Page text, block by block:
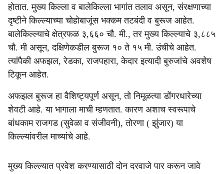
होतात. मुख्य किल्ला व बालेकिल्ला भागांत तलाव असून, संरक्षणाच्या
दृष्टीने किल्ल्याच्या चोहोबाजूंस भक्कम तटबंदी व बुरूज आहेत.
बालेकिल्ल्याचे क्षेत्रफळ ३,६६० चौ. मी., तर मुख्य किल्ल्याचे ३,८८५
चौ. मी असून, दक्षिणेकडील बुरूज १० ते १५ मी. उंचीचे आहेत.
त्यांपैकी अफझल, रेडका, राजपहारा, केदार इत्यादी बुरुजांचे अवशेष
टिकून आहेत.
अफझल बुरूज हा वैशिष्ट्यपूर्ण असून, तो निमूळत्या डोंगरधारेच्या
शेवटी आहे. या भागाला माची म्हणतात. कारण अशाच स्वरूपाचे
बांधकाम राजगड (सुवेळा व संजीवनी), तोरणा ( झुंजार) या
किल्ल्यांवरील माच्यांचे आहे.
मुख्य किल्ल्यात प्रवेश करण्यासाठी दोन दरवाजे पार करून जावे